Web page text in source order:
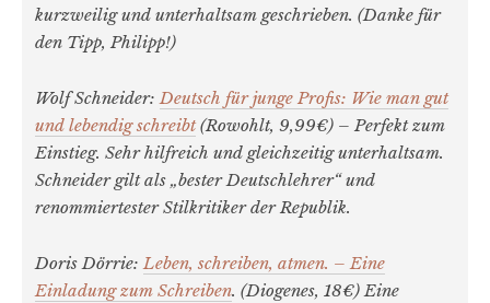
kurzweilig und unterhaltsam geschrieben. (Danke für
den Tipp, Philipp!)
Wolf Schneider:Deutsch für junge Profis: Wie man gut
und lebendig schreibt(Rowohlt, 9,99€) – Perfekt zum
Einstieg. Sehr hilfreich und gleichzeitig unterhaltsam.
Schneider gilt als „bester Deutschlehrer“ und
renommiertester Stilkritiker der Republik.
Doris Dörrie:Leben, schreiben, atmen. – Eine
Einladung zum Schreiben. (Diogenes, 18€) Eine